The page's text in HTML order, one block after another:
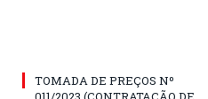
TOMADA DE PREÇOS Nº